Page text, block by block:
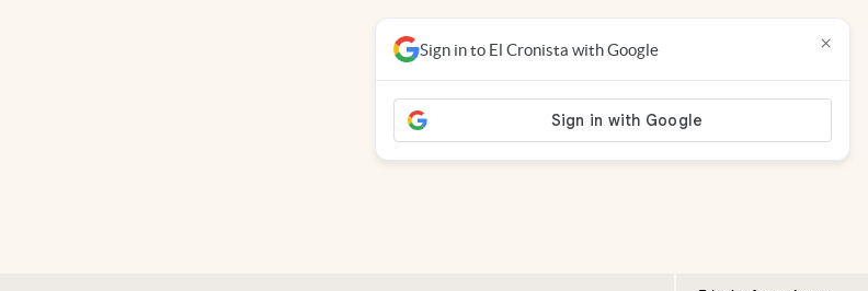
Sign in to El Cronista with Google ×